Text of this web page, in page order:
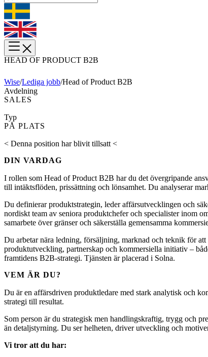
HEAD OF PRODUCT B2B
Wise/Lediga jobb/Head of Product B2B
Avdelning
SALES
Typ
PÅ PLATS
< Denna position har blivit tillsatt <
DIN VARDAG
I rollen som Head of Product B2B har du det övergripande
till intäktsflöden, prissättning och lönsamhet. Du analyserar
Du definierar produktstrategin, leder affärsutvecklingen och
nordiskt team av seniora produktchefer och specialister inom
samarbete över gränser och säkerställa gemensamma
Du arbetar nära ledning, försäljning, marknad och teknik för
produktutveckling, partnerskap och kommersiella initiativ –
framtidens B2B-strategi. Tjänsten är placerad i Solna.
VEM ÄR DU?
Du är en affärsdriven produktledare med stark analytisk och
strategi till resultat.
Som person är du strategisk men handlingskraftig, trygg och
än detaljstyrning. Du ser helheten, driver utveckling och
Vi tror att du har: